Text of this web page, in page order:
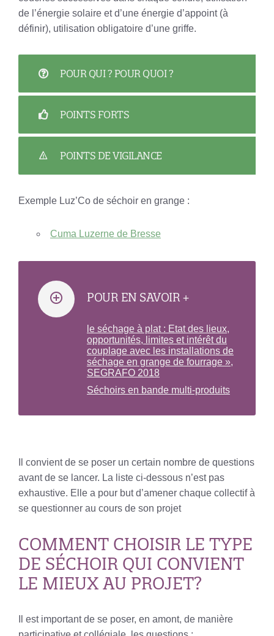
de l’énergie solaire et d’une énergie d’appoint (à
définir), utilisation obligatoire d’une griffe.
POUR QUI ? POUR QUOI ?
POINTS FORTS
POINTS DE VIGILANCE
Exemple Luz’Co de séchoir en grange :
Cuma Luzerne de Bresse
POUR EN SAVOIR +
le séchage à plat : Etat des lieux,
opportunités, limites et intérêt du
couplage avec les installations de
séchage en grange de fourrage »,
SEGRAFO 2018
Séchoirs en bande multi-produits
Il convient de se poser un certain nombre de questions
avant de se lancer. La liste ci-dessous n’est pas
exhaustive. Elle a pour but d’amener chaque collectif à
se questionner au cours de son projet
COMMENT CHOISIR LE TYPE
DE SÉCHOIR QUI CONVIENT
LE MIEUX AU PROJET?
Il est important de se poser, en amont, de manière